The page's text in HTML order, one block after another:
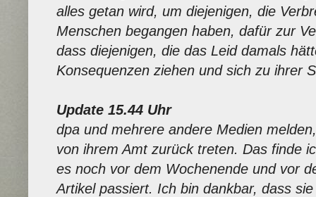
alles getan wird, um diejenigen, die
Menschen begangen haben, dafür zur
dass diejenigen, die das Leid damals
Konsequenzen ziehen und sich zu ihrer
Update 15.44 Uhr
dpa und mehrere andere Medien
von ihrem Amt zurück treten. Das finde
es noch vor dem Wochenende und vor
Artikel passiert. Ich bin dankbar, dass